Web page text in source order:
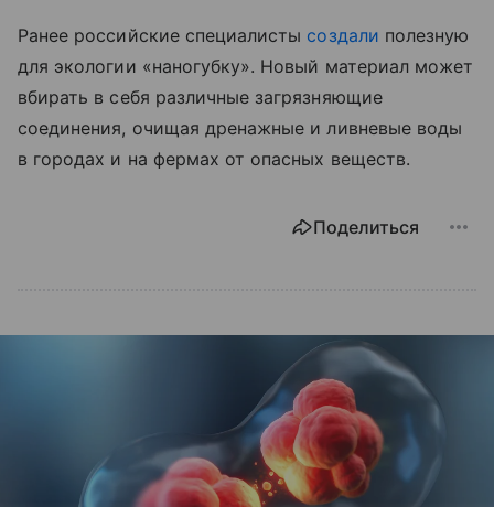
Ранее российские специалисты создали полезную
для экологии «наногубку». Новый материал может
вбирать в себя различные загрязняющие
соединения, очищая дренажные и ливневые воды
в городах и на фермах от опасных веществ.
Поделиться